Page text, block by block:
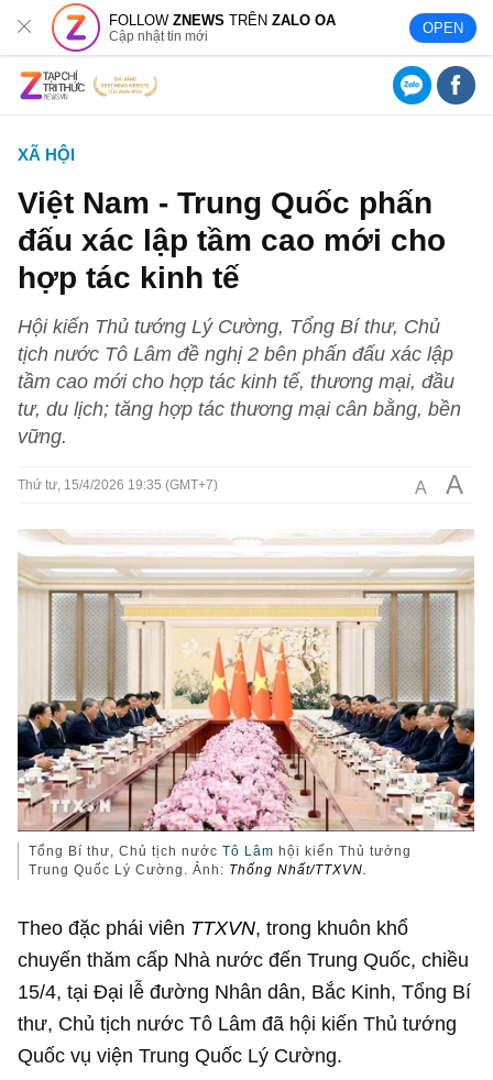
FOLLOWZNEWS TRÊNZALO OA
Cập nhật tin mới OPEN
XÃ HỘI
Việt Nam - Trung Quốc phấn
đấu xác lập tầm cao mới cho
hợp tác kinh tế
Hội kiến Thủ tướng Lý Cường, Tổng Bí thư, Chủ
tịch nước Tô Lâm đề nghị 2 bên phấn đấu xác lập
tầm cao mới cho hợp tác kinh tế, thương mại, đầu
tư, du lịch; tăng hợp tác thương mại cân bằng, bền
vững.
Thứ tư, 15/4/2026 19:35 (GMT+7) A A
Tổng Bí thư, Chủ tịch nướcTô Lâm hội kiến Thủ tướng
Trung Quốc Lý Cường. Ảnh: Thống Nhất/TTXVN.
Theo đặc phái viên TTXVN, trong khuôn khổ
chuyến thăm cấp Nhà nước đến Trung Quốc, chiều
15/4, tại Đại lễ đường Nhân dân, Bắc Kinh, Tổng Bí
thư, Chủ tịch nước Tô Lâm đã hội kiến Thủ tướng
Quốc vụ viện Trung Quốc Lý Cường.